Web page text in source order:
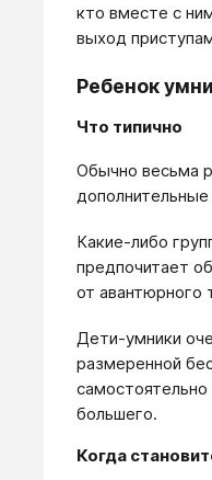
кто вместе с
выход
Ребенок
Что типично
Обычно весьма
Какие-либо
предпочитает
от авантюрного
Дети-умники
размеренной
большего.
Когда